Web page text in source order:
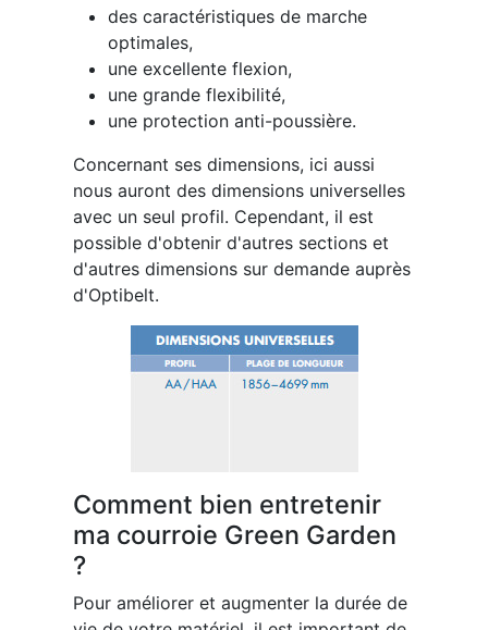
des caractéristiques de marche
optimales,
une excellente flexion,
une grande flexibilité,
une protection anti-poussière.
Concernant ses dimensions, ici aussi
nous auront des dimensions universelles
avec un seul profil. Cependant, il est
possible d'obtenir d'autres sections et
d'autres dimensions sur demande auprès
d'Optibelt.
Comment bien entretenir
ma courroie Green Garden
?
Pour améliorer et augmenter la durée de